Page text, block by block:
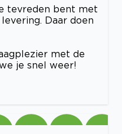
tevreden bent met
Daar doen
met de
je snel weer!